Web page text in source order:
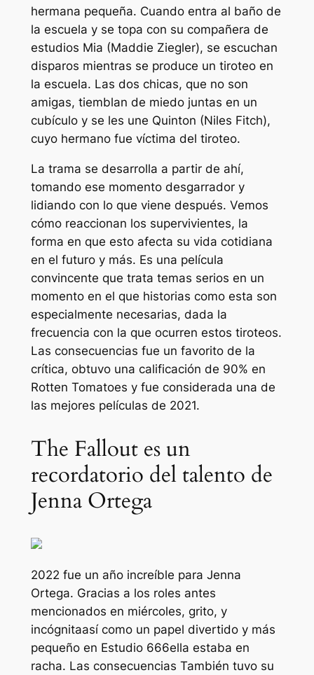
hermana pequeña. Cuando entra al baño de
la escuela y se topa con su compañera de
estudios Mia (Maddie Ziegler), se escuchan
disparos mientras se produce un tiroteo en
la escuela. Las dos chicas, que no son
amigas, tiemblan de miedo juntas en un
cubículo y se les une Quinton (Niles Fitch),
cuyo hermano fue víctima del tiroteo.
La trama se desarrolla a partir de ahí,
tomando ese momento desgarrador y
lidiando con lo que viene después. Vemos
cómo reaccionan los supervivientes, la
forma en que esto afecta su vida cotidiana
en el futuro y más. Es una película
convincente que trata temas serios en un
momento en el que historias como esta son
especialmente necesarias, dada la
frecuencia con la que ocurren estos tiroteos.
Las consecuencias fue un favorito de la
crítica, obtuvo una calificación de 90% en
Rotten Tomatoes y fue considerada una de
las mejores películas de 2021.
The Fallout es un
recordatorio del talento de
Jenna Ortega
2022 fue un año increíble para Jenna
Ortega. Gracias a los roles antes
mencionados en miércoles, grito, y
incógnitaasí como un papel divertido y más
pequeño en Estudio 666ella estaba en
racha. Las consecuencias También tuvo su